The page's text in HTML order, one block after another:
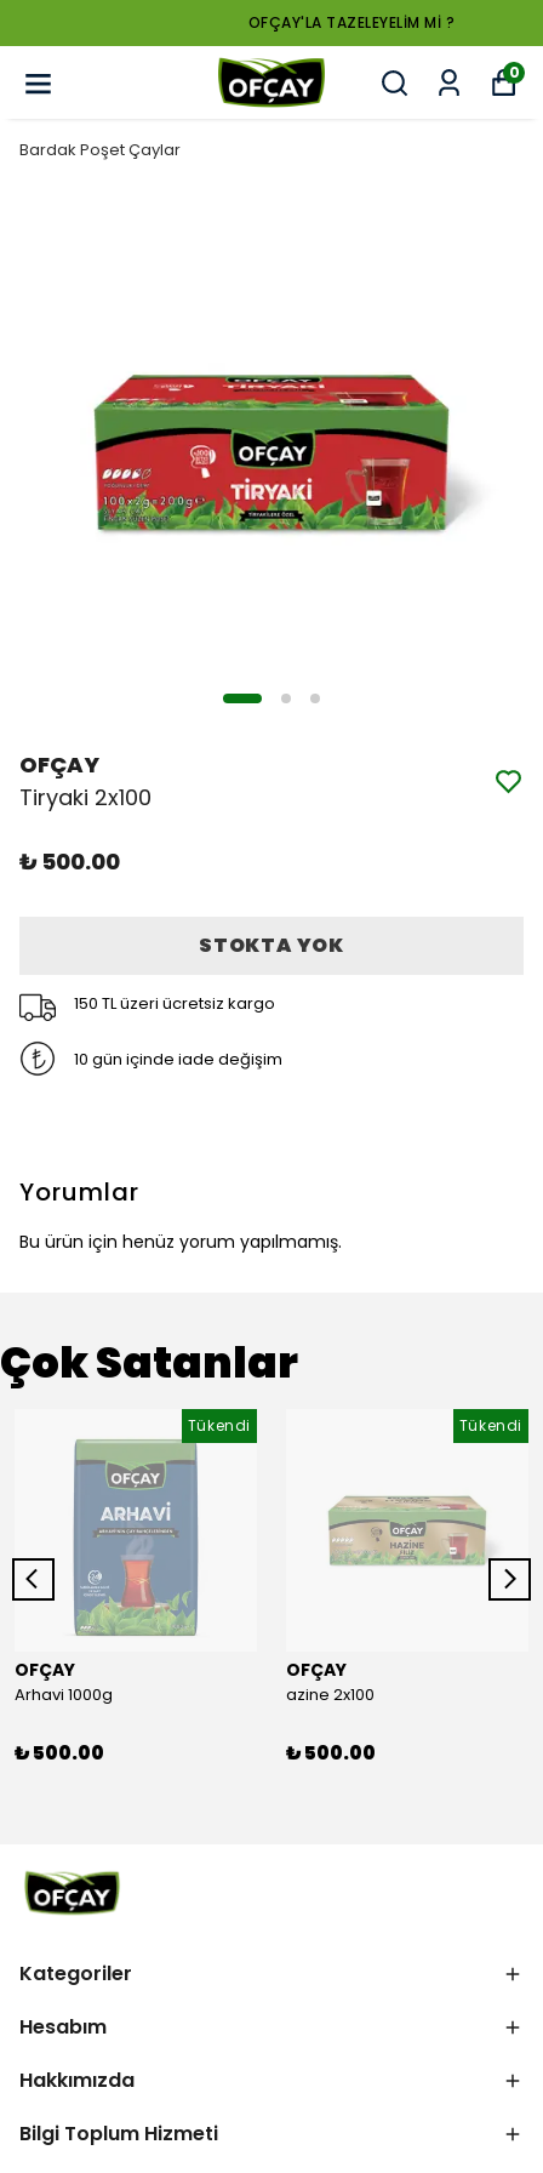
OFÇAY'LA TAZELEYELİM Mİ ?
0
Bardak Poşet Çaylar
OFÇAY
Tiryaki 2x100
₺ 500.00
STOKTA YOK
150 TL üzeri ücretsiz kargo
10 gün içinde iade değişim
Yorumlar
Bu ürün için henüz yorum yapılmamış.
Çok Satanlar
Tükendi
OFÇAY
Arhavi 1000g
₺ 500.00
Tükendi
OFÇAY
azine 2x100
₺ 500.00
Kategoriler
Hesabım
Hakkımızda
Bilgi Toplum Hizmeti